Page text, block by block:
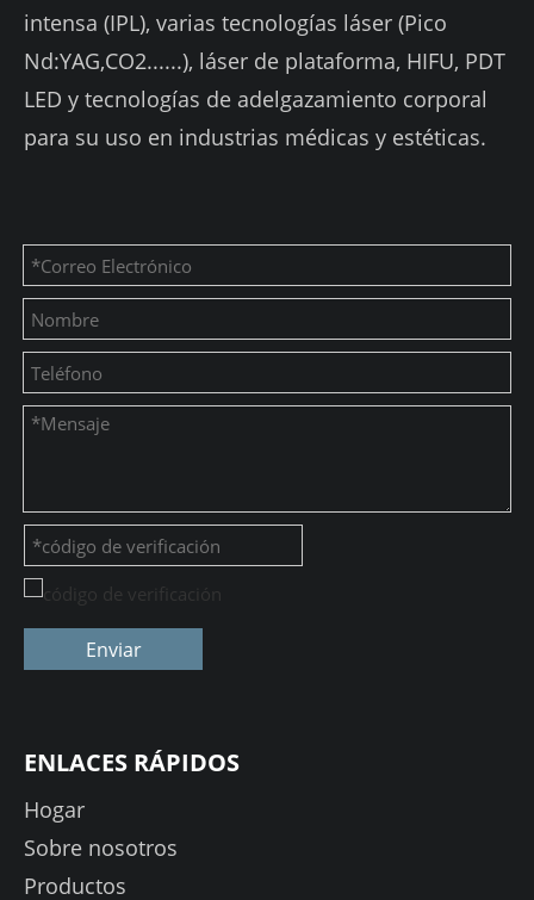
intensa (IPL), varias tecnologías láser (Pico
Nd:YAG,CO2......), láser de plataforma, HIFU, PDT
LED y tecnologías de adelgazamiento corporal
para su uso en industrias médicas y estéticas.
Enviar
ENLACES RÁPIDOS
Hogar
Sobre nosotros
Productos